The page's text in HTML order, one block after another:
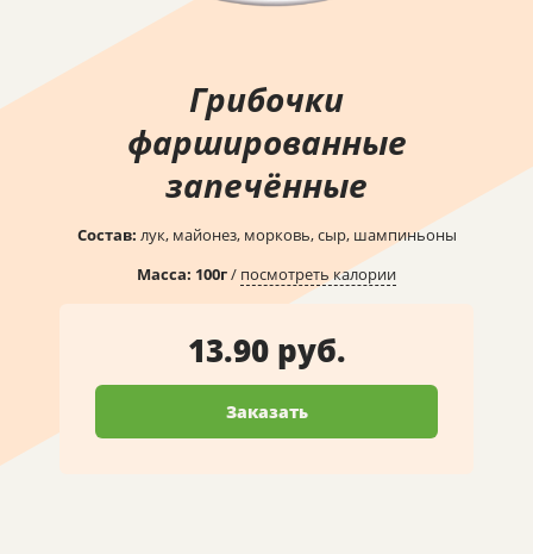
Грибочки
фаршированные
запечённые
Состав: лук, майонез, морковь, сыр, шампиньоны
Масса: 100г/ посмотреть калории
13.90 руб.
Заказать